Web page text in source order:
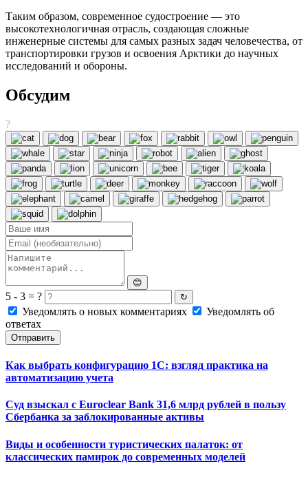
Таким образом, современное судостроение — это
высокотехнологичная отрасль, создающая сложные
инженерные системы для самых разных задач человечества, от
транспортировки грузов и освоения Арктики до научных
исследований и обороны.
Обсудим
?
😊
5 - 3 = ? ↻
Уведомлять о новых комментариях
Уведомлять об
ответах
Отправить
Как выбрать конфигурацию 1С: взгляд практика на
автоматизацию учета
Суд взыскал с Euroclear Bank 31,6 млрд рублей в пользу
Сбербанка за заблокированные активы
Виды и особенности туристических палаток: от
классических памирок до современных моделей